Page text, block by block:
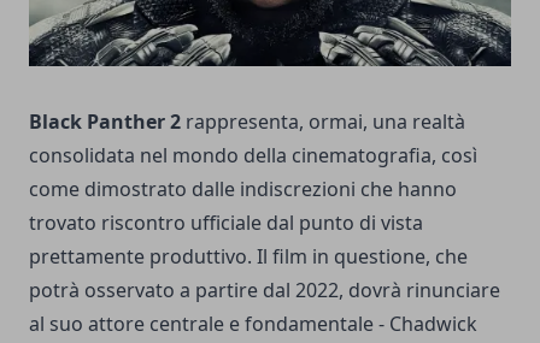
Black Panther 2 rappresenta, ormai, una realtà
consolidata nel mondo della cinematografia, così
come dimostrato dalle indiscrezioni che hanno
trovato riscontro ufficiale dal punto di vista
prettamente produttivo. Il film in questione, che
potrà osservato a partire dal 2022, dovrà rinunciare
al suo attore centrale e fondamentale - Chadwick